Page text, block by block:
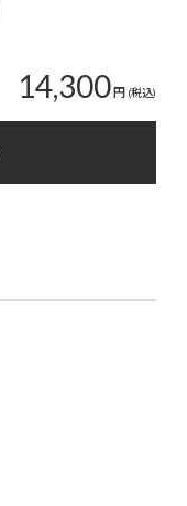
14,300円 (税込)